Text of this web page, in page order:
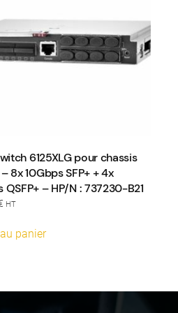
6125XLG pour chassis
8x 10Gbps SFP+ + 4x
– HP/N : 737230-B21
HT
panier